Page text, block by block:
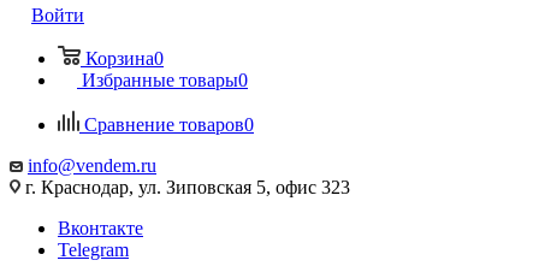
Войти
Корзина0
Избранные товары0
Сравнение товаров0
info@vendem.ru
г. Краснодар, ул. Зиповская 5, офис 323
Вконтакте
Telegram